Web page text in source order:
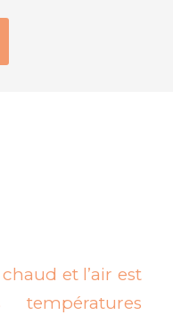
et l’air est